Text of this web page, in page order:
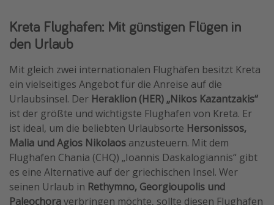
Kreta Flughafen: Mit günstigen Flügen in
den Urlaub
Mit gleich zwei internationalen Flughäfen besitzt Kreta
ein vielseitiges Angebot für die Anreise auf die
Urlaubsinsel. Der Heraklion (HER) „Nikos Kazantzakis“
ist der größte und wichtigste Flughafen von Kreta. Er
ist ideal, um die beliebten Urlaubsorte Hersonissos,
Malia und Agios Nikolaos anzusteuern. Mit dem
Flughafen Chania (CHQ) „Ioannis Daskalogiannis“ gibt
es eine Alternative auf der griechischen Insel. Wer
seinen Urlaub in Rethymno, Georgioupolis und
Paleochoraverbringen möchte, sollte diesen Flughafen